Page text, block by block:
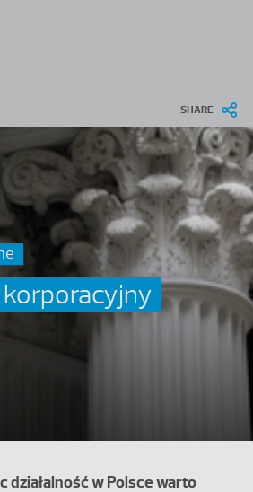
SHARE
działalność w Polsce warto